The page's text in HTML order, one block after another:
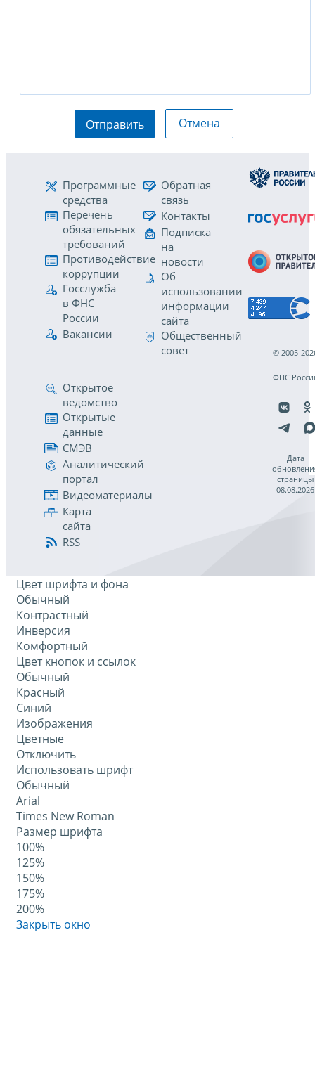
Отправить Отмена
Программные
средства
Перечень
обязательных
требований
Противодействие
коррупции
Госслужба
в ФНС
России
Вакансии
Обратная
связь
Контакты
Подписка
на
новости
Об
использовании
информации
сайта
Общественный
совет
Открытое
ведомство
Открытые
данные
СМЭВ
Аналитический
портал
Видеоматериалы
Карта
сайта
RSS
© 2005-
ФНС
Дата
страницы
08.08.2026
Цвет шрифта и фона
Обычный
Контрастный
Инверсия
Комфортный
Цвет кнопок и ссылок
Обычный
Красный
Синий
Изображения
Цветные
Отключить
Использовать шрифт
Обычный
Arial
Times New Roman
Размер шрифта
100%
125%
150%
175%
200%
Закрыть окно